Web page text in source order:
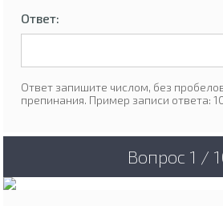
Ответ:
Ответ запишите числом, без
препинания. Пример записи ответа:
Вопрос 1 /